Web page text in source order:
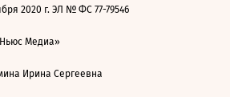
2020 г. ЭЛ № ФС 77-79546
Медиа»
Ирина Сергеевна